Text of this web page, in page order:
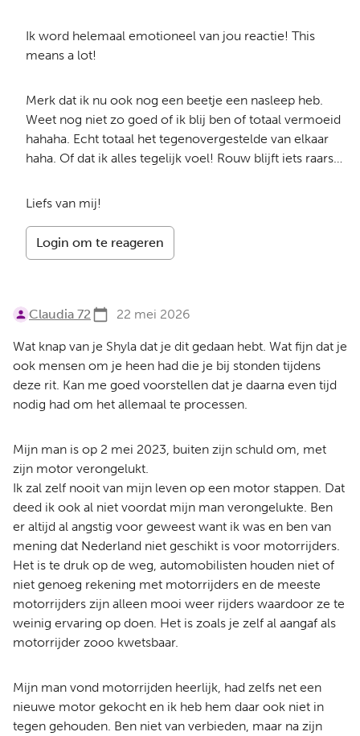
Ik word helemaal emotioneel van jou reactie! This
means a lot!
Merk dat ik nu ook nog een beetje een nasleep heb.
Weet nog niet zo goed of ik blij ben of totaal vermoeid
hahaha. Echt totaal het tegenovergestelde van elkaar
haha. Of dat ik alles tegelijk voel! Rouw blijft iets raars…
Liefs van mij!
Login om te reageren
Claudia 72 22 mei 2026
Wat knap van je Shyla dat je dit gedaan hebt. Wat fijn dat je
ook mensen om je heen had die je bij stonden tijdens
deze rit. Kan me goed voorstellen dat je daarna even tijd
nodig had om het allemaal te processen.
Mijn man is op 2 mei 2023, buiten zijn schuld om, met
zijn motor verongelukt.
Ik zal zelf nooit van mijn leven op een motor stappen. Dat
deed ik ook al niet voordat mijn man verongelukte. Ben
er altijd al angstig voor geweest want ik was en ben van
mening dat Nederland niet geschikt is voor motorrijders.
Het is te druk op de weg, automobilisten houden niet of
niet genoeg rekening met motorrijders en de meeste
motorrijders zijn alleen mooi weer rijders waardoor ze te
weinig ervaring op doen. Het is zoals je zelf al aangaf als
motorrijder zooo kwetsbaar.
Mijn man vond motorrijden heerlijk, had zelfs net een
nieuwe motor gekocht en ik heb hem daar ook niet in
tegen gehouden. Ben niet van verbieden, maar na zijn